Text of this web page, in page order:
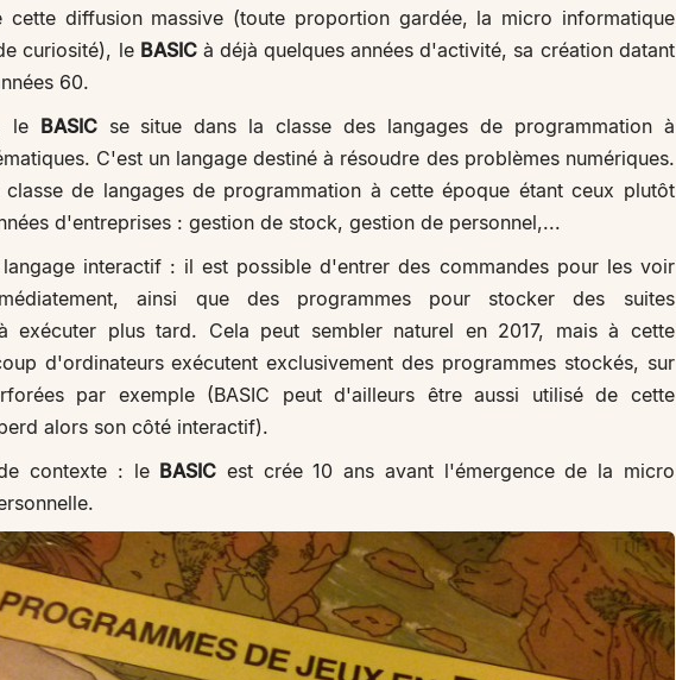
cette diffusion massive (toute proportion gardée, la micro informatique
curiosité), le BASICà déjà quelques années d'activité, sa création datant
60.
le BASICse situe dans la classe des langages de programmation à
C'est un langage destiné à résoudre des problèmes numériques.
classe de langages de programmation à cette époque étant ceux plutôt
d'entreprises : gestion de stock, gestion de personnel,...
interactif : il est possible d'entrer des commandes pour les voir
ainsi que des programmes pour stocker des suites
exécuter plus tard. Cela peut sembler naturel en 2017, mais à cette
d'ordinateurs exécutent exclusivement des programmes stockés, sur
par exemple (BASIC peut d'ailleurs être aussi utilisé de cette
alors son côté interactif).
contexte : le BASIC est crée 10 ans avant l'émergence de la micro